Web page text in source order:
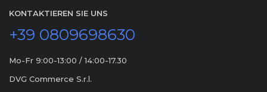
KONTAKTIEREN SIE UNS
+39 0809698630
Mo-Fr 9:00-13:00 / 14:00-17.30
DVG Commerce S.r.l.